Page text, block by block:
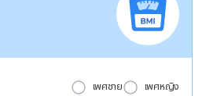
เพศชาย เพศหญิง